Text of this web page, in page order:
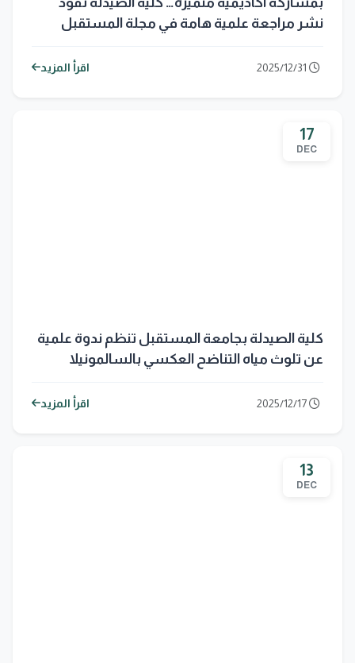
نشر مراجعة علمية هامة في مجلة المستقبل
اقرأ المزيد
17
DEC
كلية الصيدلة بجامعة المستقبل تنظم ندوة علمية
عن تلوث مياه التناضح العكسي بالسالمونيلا
اقرأ المزيد
13
DEC